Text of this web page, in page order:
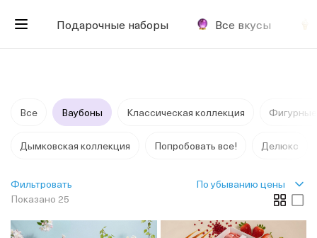
Подарочные наборы Все вкусы
Все Ваубоны Классическая коллекция
Дымковская коллекция Попробовать все! Делюкс
Показано 25
Фильтровать По убыванию цены